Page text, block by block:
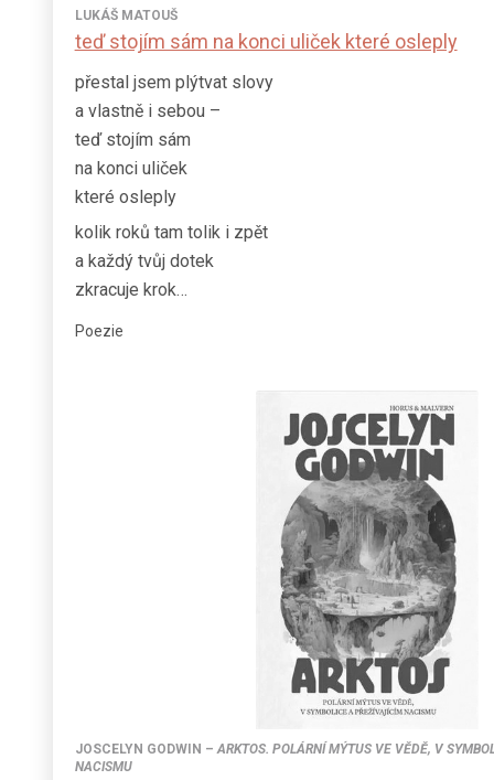
LUKÁŠ MATOUŠ
teď stojím sám na konci uliček které osleply
přestal jsem plýtvat slovy
a vlastně i sebou –
teď stojím sám
na konci uliček
které osleply
kolik roků tam tolik i zpět
a každý tvůj dotek
zkracuje krok…
Poezie
JOSCELYN GODWIN –ARKTOS. POLÁRNÍ MÝTUS VE VĚDĚ, V
NACISMU